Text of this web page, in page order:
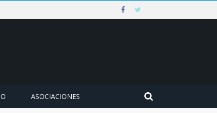
ASOCIACIONES